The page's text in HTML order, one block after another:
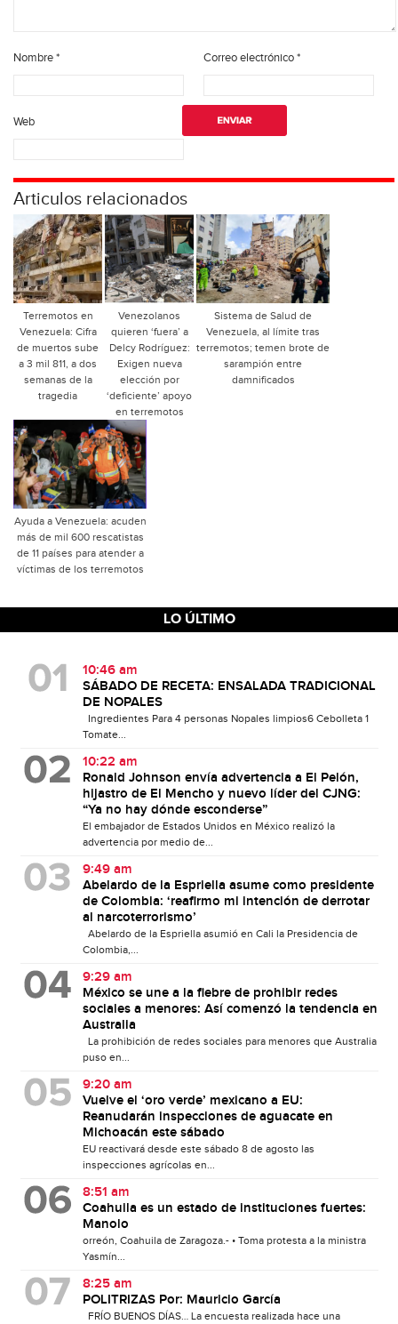
Nombre* Correo electrónico*
Web
Articulos relacionados
Terremotos en
Venezuela: Cifra
de muertos sube
a 3 mil 811, a dos
semanas de la
tragedia
Venezolanos
quieren ‘fuera’ a
Delcy Rodríguez:
Exigen nueva
elección por
‘deficiente’ apoyo
en terremotos
Sistema de Salud de
Venezuela, al límite tras
terremotos; temen brote de
sarampión entre
damnificados
Ayuda a Venezuela: acuden
más de mil 600 rescatistas
de 11 países para atender a
víctimas de los terremotos
LO ÚLTIMO
10:46 am
SÁBADO DE RECETA: ENSALADA TRADICIONAL
DE NOPALES
Ingredientes Para 4 personas Nopales limpios6 Cebolleta 1
Tomate...
10:22 am
Ronald Johnson envía advertencia a El Pelón,
hijastro de El Mencho y nuevo líder del CJNG:
“Ya no hay dónde esconderse”
El embajador de Estados Unidos en México realizó la
advertencia por medio de...
9:49 am
Abelardo de la Espriella asume como presidente
de Colombia: ‘reafirmo mi intención de derrotar
al narcoterrorismo’
Abelardo de la Espriella asumió en Cali la Presidencia de
Colombia,...
9:29 am
México se une a la fiebre de prohibir redes
sociales a menores: Así comenzó la tendencia en
Australia
La prohibición de redes sociales para menores que Australia
puso en...
9:20 am
Vuelve el ‘oro verde’ mexicano a EU:
Reanudarán inspecciones de aguacate en
Michoacán este sábado
EU reactivará desde este sábado 8 de agosto las
inspecciones agrícolas en...
8:51 am
Coahuila es un estado de instituciones fuertes:
Manolo
orreón, Coahuila de Zaragoza.- • Toma protesta a la ministra
Yasmín...
8:25 am
POLITRIZAS Por: Mauricio García
FRÍO BUENOS DÍAS… La encuesta realizada hace una